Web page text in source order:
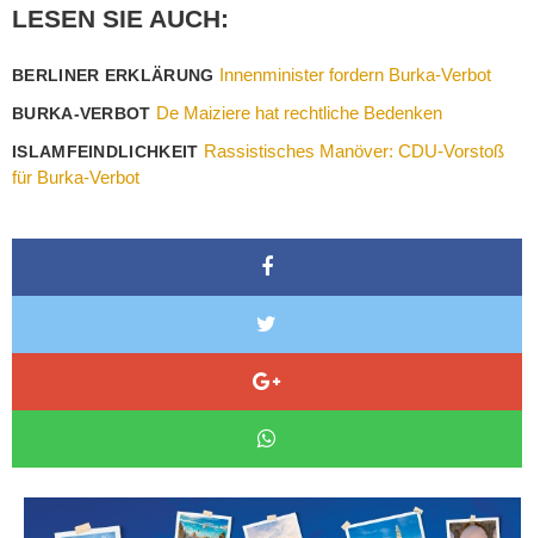
LESEN SIE AUCH:
BERLINER ERKLÄRUNG Innenminister fordern Burka-Verbot
BURKA-VERBOT De Maiziere hat rechtliche Bedenken
ISLAMFEINDLICHKEIT Rassistisches Manöver: CDU-Vorstoß
für Burka-Verbot